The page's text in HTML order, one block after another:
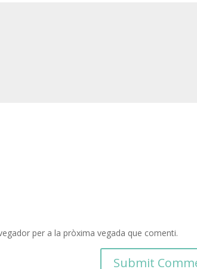
per a la pròxima vegada que comenti.